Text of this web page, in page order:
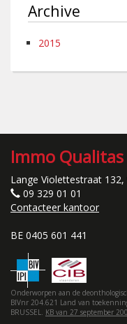
Archive
2015
Immo Qualitas
Lange Violettestraat 132,
09 329 01 01
Contacteer kantoor
BE 0405 601 441
Onderworpen aan de
BIVnr 204.621 Land van
BRUSSEL. KB van 27 september